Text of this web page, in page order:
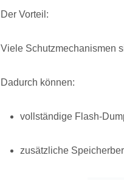
Der Vorteil:
Viele Schutzmechanismen
Dadurch können:
vollständige Flash-
zusätzliche